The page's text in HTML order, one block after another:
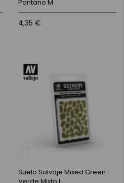
Pantano M
4,35 €
Suelo Salvaje Mixed Green -